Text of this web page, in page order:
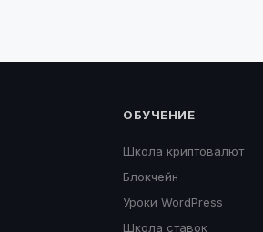
ОБУЧЕНИЕ
Школа криптовалют
Блокчейн
Уроки WordPress
Школа ставок